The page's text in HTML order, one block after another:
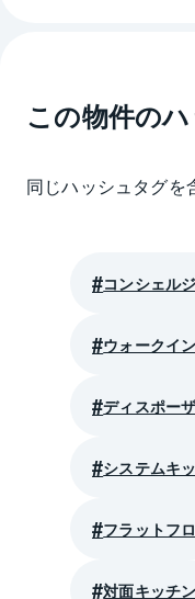
この物件の
同じハッシュタグを
コンシェル
ウォークイ
ディスポー
システムキ
フラットフ
対面キッチン